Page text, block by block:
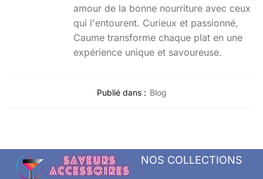
amour de la bonne nourriture avec ceux
qui l'entourent. Curieux et passionné,
Caume transforme chaque plat en une
expérience unique et savoureuse.
Publié dans : Blog
NOS COLLECTIONS